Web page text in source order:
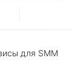
для SMM